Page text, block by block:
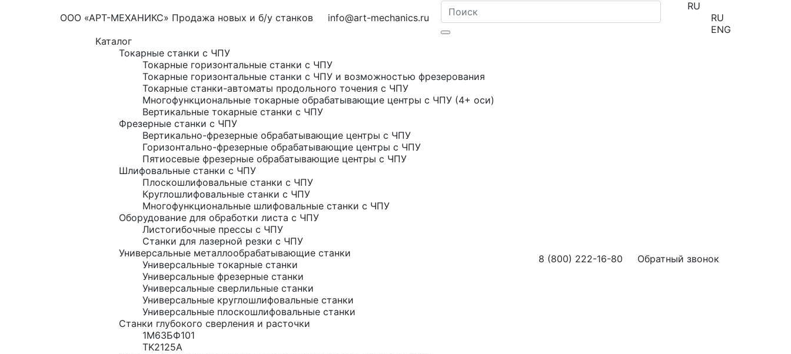
ООО «АРТ-МЕХАНИКС» Продажа новых и б/у станков info@art-mechanics.ru
RU
RU
ENG
Каталог
Токарные станки с ЧПУ
Токарные горизонтальные станки с ЧПУ
Токарные горизонтальные станки с ЧПУ и возможностью фрезерования
Токарные станки-автоматы продольного точения с ЧПУ
Многофункциональные токарные обрабатывающие центры с ЧПУ (4+ оси)
Вертикальные токарные станки с ЧПУ
Фрезерные станки с ЧПУ
Вертикально-фрезерные обрабатывающие центры с ЧПУ
Горизонтально-фрезерные обрабатывающие центры с ЧПУ
Пятиосевые фрезерные обрабатывающие центры с ЧПУ
Шлифовальные станки с ЧПУ
Плоскошлифовальные станки с ЧПУ
Круглошлифовальные станки с ЧПУ
Многофункциональные шлифовальные станки с ЧПУ
Оборудование для обработки листа с ЧПУ
Листогибочные прессы с ЧПУ
Станки для лазерной резки с ЧПУ
Универсальные металлообрабатывающие станки
Универсальные токарные станки
Универсальные фрезерные станки
Универсальные сверлильные станки
Универсальные круглошлифовальные станки
Универсальные плоскошлифовальные станки
Станки глубокого сверления и расточки
1М63БФ101
TK2125A
8 (800) 222-16-80 Обратный звонок